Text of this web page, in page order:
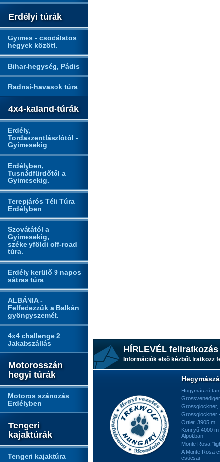
Erdélyi túrák
Gyimes - csodálatos
hegyek között.
Bihar-hegység, Pádis
Radnai-havasok túra
4x4-kaland-túrák
Erdély,
Tordaszentlászlótól -
Gyimesekig
Erdélyben,
Tusnádfürdőtől a
Gyimesekig.
Terepjárós Téli Túra
Erdélyben
Szovátától a
Gyimesekig,
székelyföldi off-road
túra.
Erdély kerülő 9 napos
sátras túra
ALBÁNIA -
Felfedezzük a Balkán
gyöngyszemét.
4x4 challenge 2
Jakabszállás
Motorosszán
hegyi túrák
Motoros szánozás
Erdélyben
Tengeri
kajaktúrák
Tengeri kajaktúra
HÍRLEVÉL feliratkozás
Információk első kézből. Iratkozz
Hegymászó
Grossglockner,
Grossglockner
Ortler, 3905 m
Könnyű 4000
Alpokban
Monte Rosa
A Monte Rosa
csúcsai